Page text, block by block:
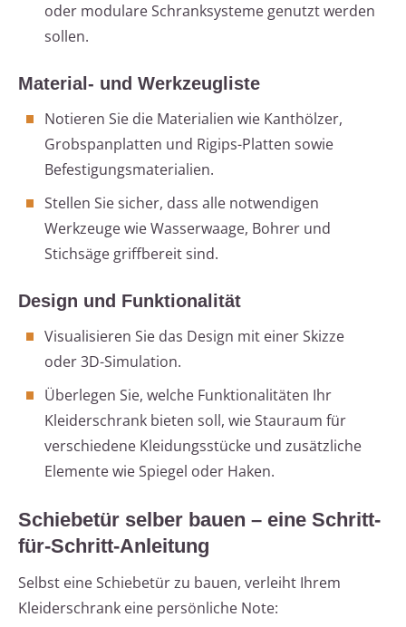
oder modulare Schranksysteme genutzt werden
sollen.
Material- und Werkzeugliste
Notieren Sie die Materialien wie Kanthölzer,
Grobspanplatten und Rigips-Platten sowie
Befestigungsmaterialien.
Stellen Sie sicher, dass alle notwendigen
Werkzeuge wie Wasserwaage, Bohrer und
Stichsäge griffbereit sind.
Design und Funktionalität
Visualisieren Sie das Design mit einer Skizze
oder 3D-Simulation.
Überlegen Sie, welche Funktionalitäten Ihr
Kleiderschrank bieten soll, wie Stauraum für
verschiedene Kleidungsstücke und zusätzliche
Elemente wie Spiegel oder Haken.
Schiebetür selber bauen – eine Schritt-
für-Schritt-Anleitung
Selbst eine Schiebetür zu bauen, verleiht Ihrem
Kleiderschrank eine persönliche Note: